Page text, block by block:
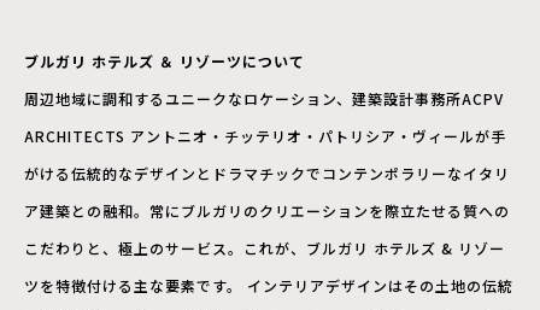
ブルガリ ホテルズ ＆ リゾーツについて
周辺地域に調和するユニークなロケーション、建築設計事務所ACPV
ARCHITECTS アントニオ・チッテリオ・パトリシア・ヴィールが手
がける伝統的なデザインとドラマチックでコンテンポラリーなイタリ
ア建築との融和。常にブルガリのクリエーションを際立たせる質への
こだわりと、極上のサービス。これが、ブルガリ ホテルズ & リゾー
ツを特徴付ける主な要素です。 インテリアデザインはその土地の伝統